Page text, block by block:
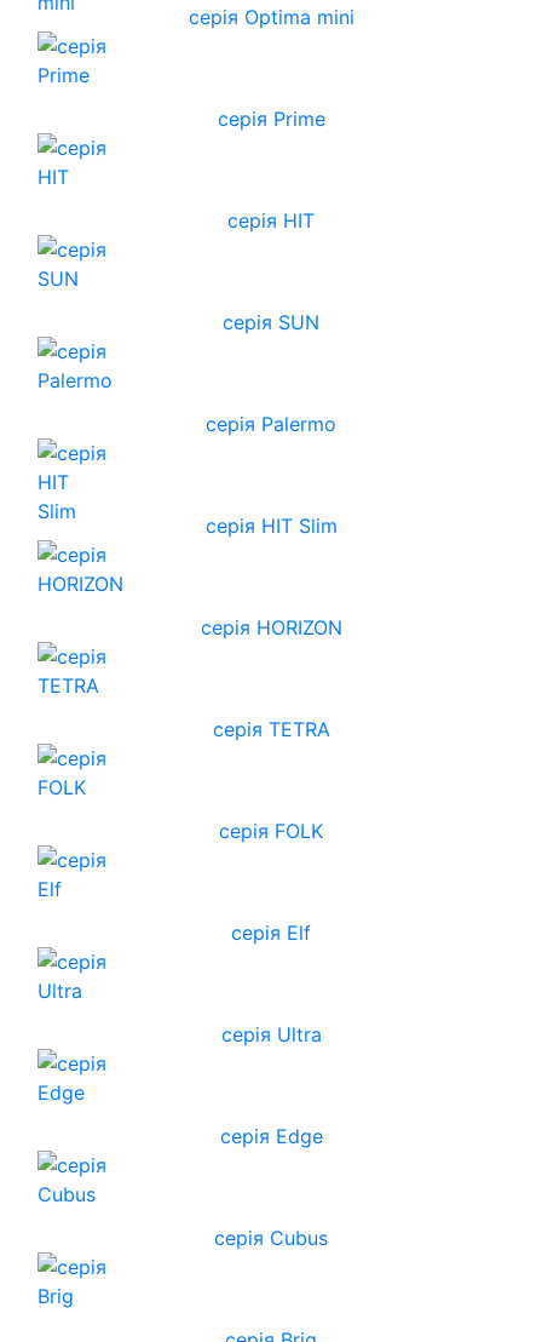
серія Optima mini
серія Prime
серія HIT
серія SUN
серія Palermo
серія HIT Slim
cерія HORIZON
серія TETRA
серія FOLK
серія Elf
серія Ultra
серія Edge
серія Cubus